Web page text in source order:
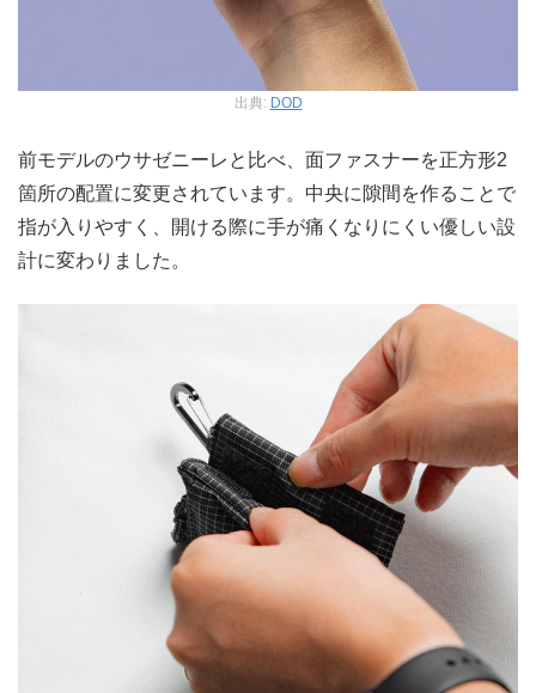
出典: DOD
前モデルのウサゼニーレと比べ、面ファスナーを正方形2
箇所の配置に変更されています。中央に隙間を作ることで
指が入りやすく、開ける際に手が痛くなりにくい優しい設
計に変わりました。